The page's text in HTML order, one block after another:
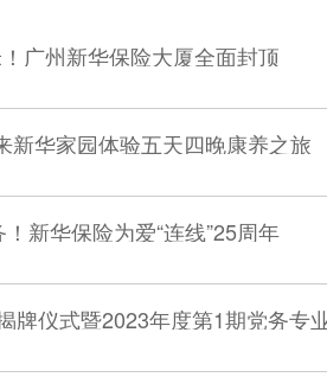
广州新华保险大厦全面封顶
新华家园体验五天四晚康养之旅
新华保险为爱“连线”25周年